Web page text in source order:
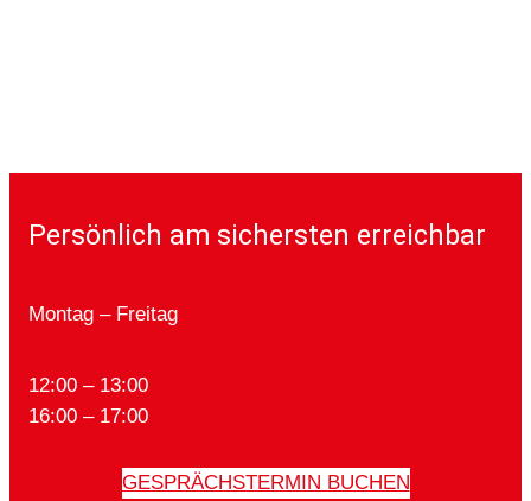
Persönlich am sichersten erreichbar
Montag – Freitag
12:00 – 13:00
16:00 – 17:00
GESPRÄCHSTERMIN BUCHEN